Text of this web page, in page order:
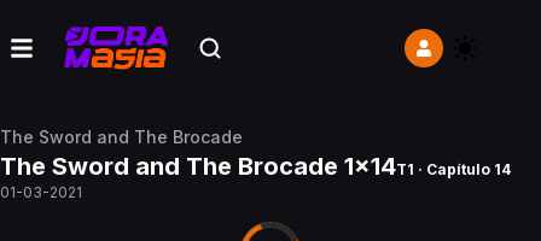
The Sword and The Brocade
The Sword and The Brocade 1x14T1 · Capítulo 14
01-03-2021